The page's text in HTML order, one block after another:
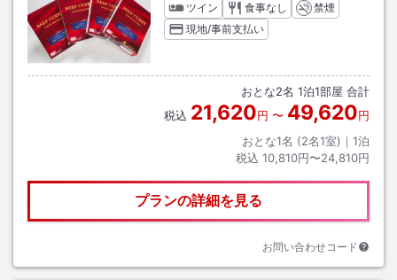
ツイン
食事なし
禁煙
現地/事前支払い
おとな2名 1泊1部屋 合計
税込 21,620円 〜 49,620円
おとな1名 (2名1室)｜ 1泊
税込 10,810円〜24,810円
プランの詳細を見る
お問い合わせコード